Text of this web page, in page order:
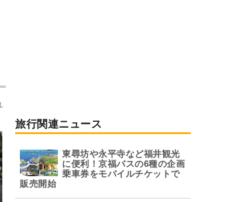
旅行関連ニュース
東尋坊や永平寺など福井観光
に便利！京福バスの6種の企画
乗車券をモバイルチケットで
販売開始